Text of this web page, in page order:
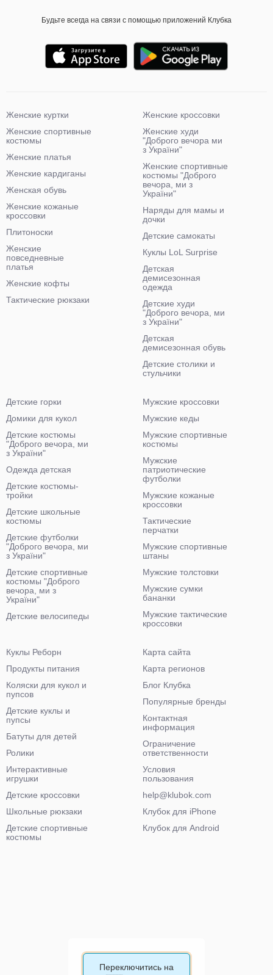
Будьте всегда на связи с помощью приложений Клубка
Женские куртки
Женские спортивные
костюмы
Женские платья
Женские кардиганы
Женская обувь
Женские кожаные
кроссовки
Плитоноски
Женские
повседневные
платья
Женские кофты
Тактические рюкзаки
Женские кроссовки
Женские худи
"Доброго вечора ми
з України"
Женские спортивные
костюмы "Доброго
вечора, ми з
України"
Наряды для мамы и
дочки
Детские самокаты
Куклы LoL Surprise
Детская
демисезонная
одежда
Детские худи
"Доброго вечора, ми
з України"
Детская
демисезонная обувь
Детские столики и
стульчики
Детские горки
Домики для кукол
Детские костюмы
"Доброго вечора, ми
з України"
Одежда детская
Детские костюмы-
тройки
Детские школьные
костюмы
Детские футболки
"Доброго вечора, ми
з України"
Детские спортивные
костюмы "Доброго
вечора, ми з
України"
Детские велосипеды
Мужские кроссовки
Мужские кеды
Мужские спортивные
костюмы
Мужские
патриотические
футболки
Мужские кожаные
кроссовки
Тактические
перчатки
Мужские спортивные
штаны
Мужские толстовки
Мужские сумки
бананки
Мужские тактические
кроссовки
Куклы Реборн
Продукты питания
Коляски для кукол и
пупсов
Детские куклы и
пупсы
Батуты для детей
Ролики
Интерактивные
игрушки
Детские кроссовки
Школьные рюкзаки
Детские спортивные
костюмы
Карта сайта
Карта регионов
Блог Клубка
Популярные бренды
Контактная
информация
Ограничение
ответственности
Условия
пользования
help@klubok.com
Клубок для iPhone
Клубок для Android
Переключитись на